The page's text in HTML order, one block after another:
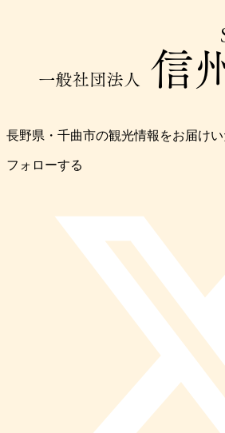
長野県・千曲市の観光情報をお届けい
フォローする